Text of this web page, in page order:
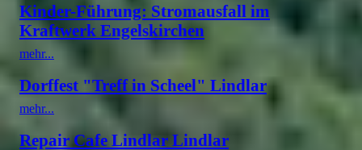
Kinder-Führung: Stromausfall im
Kraftwerk Engelskirchen
mehr...
Dorffest "Treff in Scheel" Lindlar
mehr...
Repair Cafe Lindlar Lindlar